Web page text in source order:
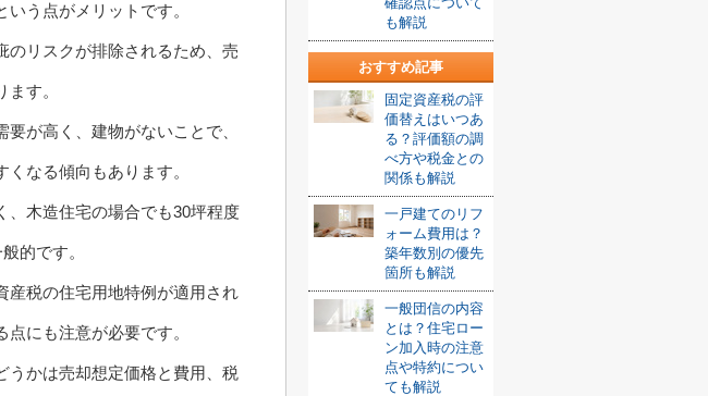
う点がメリットです。
のリスクが排除されるため、売
す。
が高く、建物がないことで、
なる傾向もあります。
、木造住宅の場合でも30坪程度
的です。
産税の住宅用地特例が適用され
にも注意が必要です。
うかは売却想定価格と費用、税
も解説
おすすめ記事
固定資産税の評
価替えはいつあ
る？評価額の調
べ方や税金との
関係も解説
一戸建てのリフ
ォーム費用は？
築年数別の優先
箇所も解説
一般団信の内容
とは？住宅ロー
ン加入時の注意
点や特約につい
ても解説